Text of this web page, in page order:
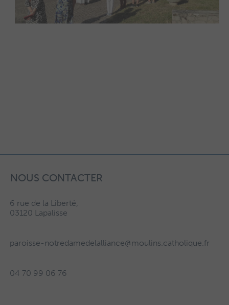
NOUS CONTACTER
6 rue de la Liberté,
03120 Lapalisse
paroisse-notredamedelalliance@moulins.catholique.fr
04 70 99 06 76